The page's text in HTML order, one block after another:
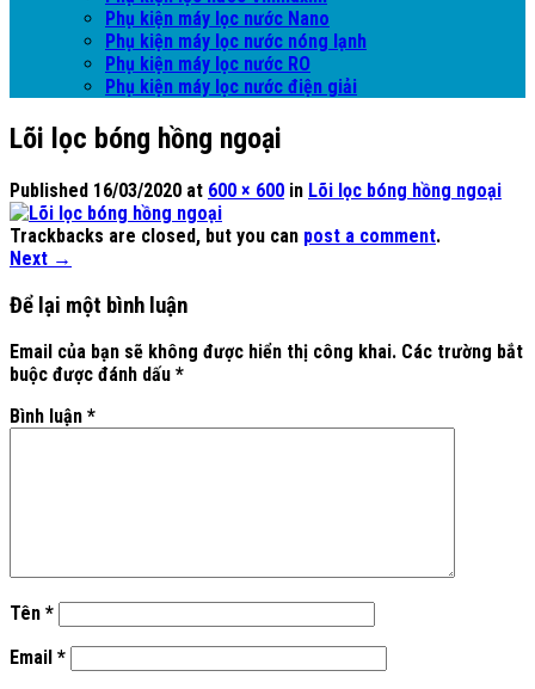
Phụ kiện máy lọc nước Nano
Phụ kiện máy lọc nước nóng lạnh
Phụ kiện máy lọc nước RO
Phụ kiện máy lọc nước điện giải
Lõi lọc bóng hồng ngoại
Published 16/03/2020 at 600 × 600 in Lõi lọc bóng hồng ngoại
Trackbacks are closed, but you can post a comment.
Next →
Để lại một bình luận
Email của bạn sẽ không được hiển thị công khai. Các trường bắt
buộc được đánh dấu *
Bình luận *
Tên *
Email *